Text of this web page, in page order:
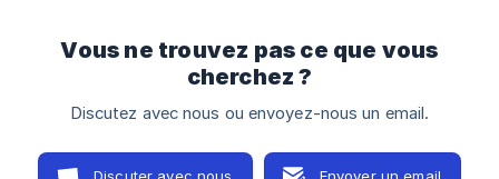
Vous ne trouvez pas ce que vous
cherchez ?
Discutez avec nous ou envoyez-nous un email.